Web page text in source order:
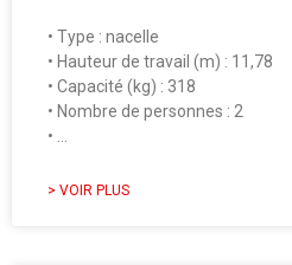
• Type : nacelle
• Hauteur de travail (m) : 11,78
• Capacité (kg) : 318
• Nombre de personnes : 2
• …
> VOIR PLUS